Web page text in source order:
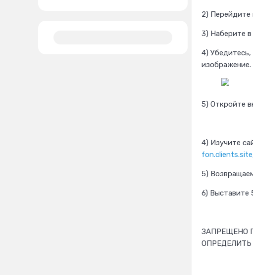
2) Перейдите
3) Наберите в
4)
изображение.
5) Откройте
4) Изучите
5)
6) Выставите
ЗАПРЕЩЕНО
ОПРЕДЕЛИТЬ